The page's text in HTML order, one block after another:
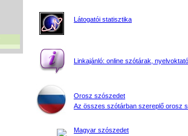
Látogatói statisztika
Linkajánló: online szótárak,
Orosz szószedet
Az összes szótárban szereplő orosz
Magyar szószedet